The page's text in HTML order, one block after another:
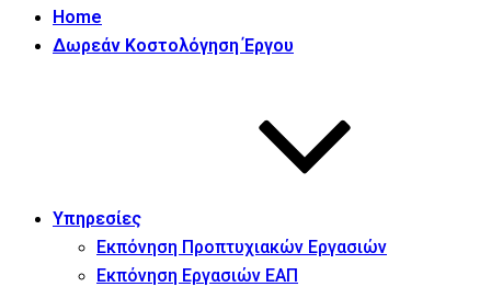
Home
Δωρεάν Κοστολόγηση Έργου
Υπηρεσίες
Εκπόνηση Προπτυχιακών Εργασιών
Εκπόνηση Εργασιών ΕΑΠ